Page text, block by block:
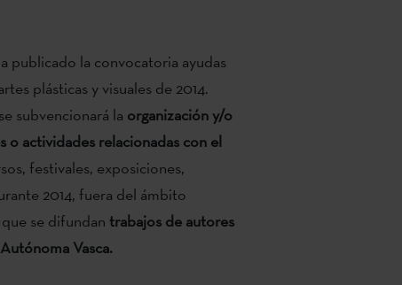
publicado la convocatoria ayudas
plásticas y visuales de 2014.
subvencionará la organización y/o
o actividades relacionadas con el
festivales, exposiciones,
2014, fuera del ámbito
se difundan trabajos de autores
Vasca.